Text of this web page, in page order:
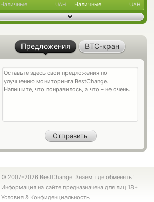
Наличные UAH Наличные UAH
Предложения BTC-кран
© 2007-2026 BestChange. Знаем, где обменять!
Информация на сайте предназначена для лиц 18+
Условия & Конфиденциальность